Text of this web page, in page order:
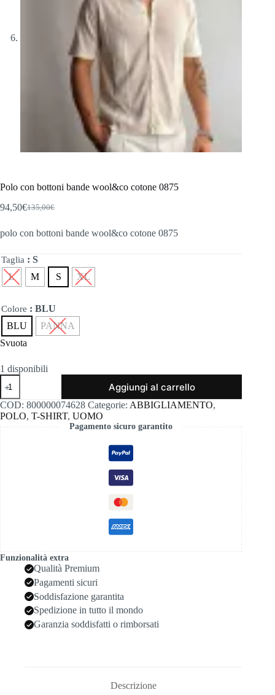
Polo con bottoni bande wool&co cotone 0875
135,00€
Il
originale
135,00€.
94,50€Il
attuale
94,50€.
polo con bottoni bande wool&co cotone 0875
Taglia : S
L
M S XL
Colore : BLU
BLU
PANNA
Svuota
1 disponibili
Polo
con
bottoni
bande
wool&co
Aggiungi al carrello
COD: 800000074628 Categorie: ABBIGLIAMENTO,
POLO, T-SHIRT, UOMO
Pagamento sicuro garantito
Funzionalità extra
Qualità Premium
Pagamenti sicuri
Soddisfazione garantita
Spedizione in tutto il mondo
Garanzia soddisfatti o rimborsati
Descrizione